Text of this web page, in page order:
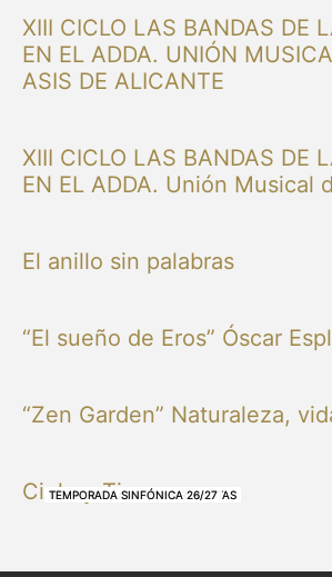
NUESTRAS BANDAS Y ORQUESTAS
NUESTRAS BANDAS Y ORQUESTAS
OTRAS MÚSICAS
XIII CICLO LAS BANDAS DE
EN EL ADDA. UNIÓN
ASIS DE ALICANTE
NUESTRAS BANDAS Y ORQUESTAS
XIII CICLO LAS BANDAS DE
EN EL ADDA. Unión Musical
NUESTRAS BANDAS Y ORQUESTAS
El anillo sin palabras
TEMPORADA SINFÓNICA 26/27
“El sueño de Eros” Óscar
TEMPORADA SINFÓNICA 26/27
“Zen Garden” Naturaleza,
TEMPORADA SINFÓNICA 26/27
Cielo y Tierra
TEMPORADA SINFÓNICA 26/27